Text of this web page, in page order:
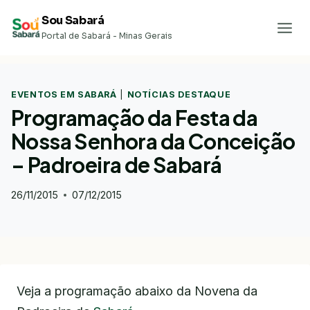
para
Sou Sabará
Portal de Sabará - Minas Gerais
EVENTOS EM SABARÁ NOTÍCIAS DESTAQUE
Programação da Festa da
Nossa Senhora da Conceição
– Padroeira de Sabará
26/11/2015 07/12/2015
Veja a programação abaixo da Novena da